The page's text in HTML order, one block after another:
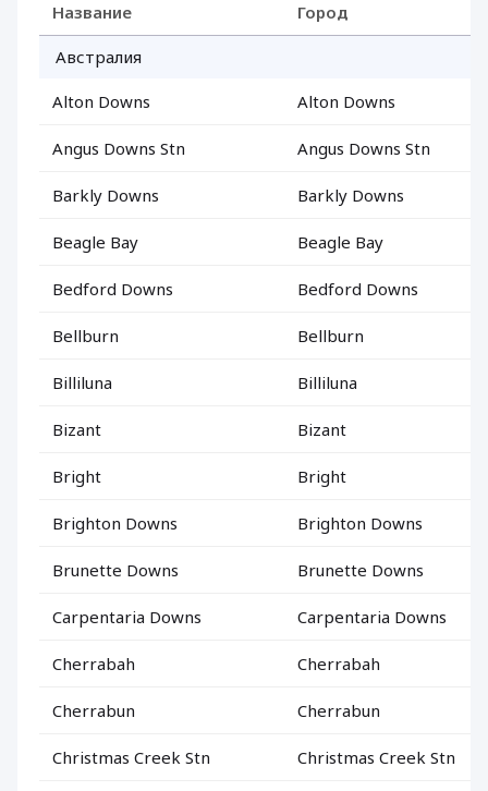
Название Город
Австралия
Alton Downs Alton Downs
Angus Downs Stn Angus Downs Stn
Barkly Downs Barkly Downs
Beagle Bay Beagle Bay
Bedford Downs Bedford Downs
Bellburn Bellburn
Billiluna Billiluna
Bizant Bizant
Bright Bright
Brighton Downs Brighton Downs
Brunette Downs Brunette Downs
Carpentaria Downs Carpentaria Downs
Cherrabah Cherrabah
Cherrabun Cherrabun
Christmas Creek Stn Christmas Creek Stn